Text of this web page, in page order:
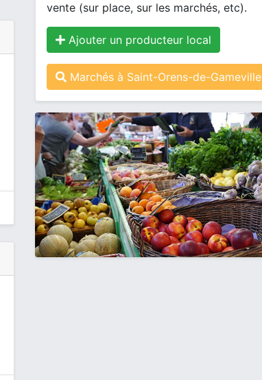
vente (sur place, sur les marchés, etc).
Ajouter un producteur local
Marchés à Saint-Orens-de-Gameville